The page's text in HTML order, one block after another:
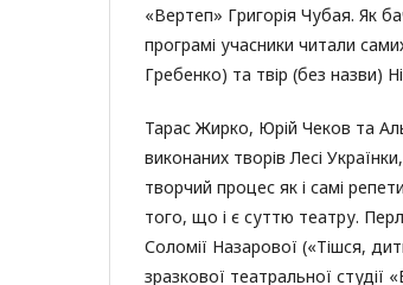
«Вертеп» Григорія Чубая. Як
програмі учасники читали
Гребенко) та твір (без назви)
Тарас Жирко, Юрій Чеков та
виконаних творів Лесі
творчий процес як і самі
того, що і є суттю театру.
Соломії Назарової («Тішся,
зразкової театральної